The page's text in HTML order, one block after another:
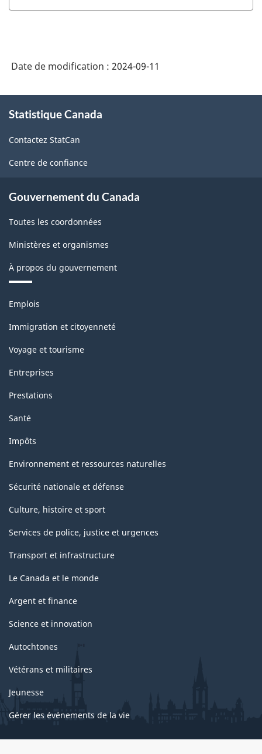
Date de modification : 2024-09-11
propos
ce
site
Statistique Canada
Contactez StatCan
Centre de confiance
Gouvernement du Canada
Toutes les coordonnées
Ministères et organismes
À propos du gouvernement
Thèmes
sujets
Emplois
Immigration et citoyenneté
Voyage et tourisme
Entreprises
Prestations
Santé
Impôts
Environnement et ressources naturelles
Sécurité nationale et défense
Culture, histoire et sport
Services de police, justice et urgences
Transport et infrastructure
Le Canada et le monde
Argent et finance
Science et innovation
Autochtones
Vétérans et militaires
Jeunesse
Gérer les événements de la vie